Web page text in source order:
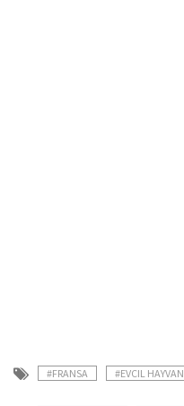
#FRANSA #EVCIL HAYVAN